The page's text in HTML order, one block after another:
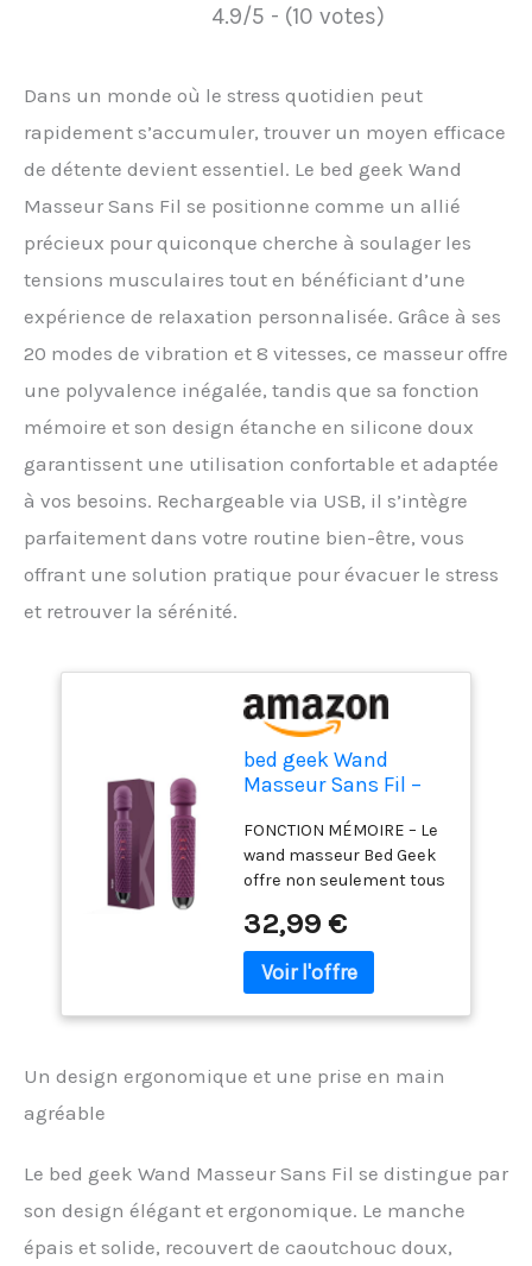
4.9/5 - (10 votes)
Dans un monde où le stress quotidien peut
rapidement s’accumuler, trouver un moyen efficace
de détente devient essentiel. Le bed geek Wand
Masseur Sans Fil se positionne comme un allié
précieux pour quiconque cherche à soulager les
tensions musculaires tout en bénéficiant d’une
expérience de relaxation personnalisée. Grâce à ses
20 modes de vibration et 8 vitesses, ce masseur offre
une polyvalence inégalée, tandis que sa fonction
mémoire et son design étanche en silicone doux
garantissent une utilisation confortable et adaptée
à vos besoins. Rechargeable via USB, il s’intègre
parfaitement dans votre routine bien-être, vous
offrant une solution pratique pour évacuer le stress
et retrouver la sérénité.
bed geek Wand
Masseur Sans Fil –
Silicone Doux, 20
Modes de Vibration, 8
Vitesses, Fonction
Mémoire, Étanche,
Relaxation
Musculaire et
Soulagement du
Stress
FONCTION MÉMOIRE – Le
wand masseur Bed Geek
offre non seulement tous
masseurs précédents,
mais il mémorise
désormais votre dernier
Découvrez ce masseur à
masseur est entièrement
résistant à l'eau, offrant
est également facile à
32,99 €
Un design ergonomique et une prise en main
agréable
Le bed geek Wand Masseur Sans Fil se distingue par
son design élégant et ergonomique. Le manche
épais et solide, recouvert de caoutchouc doux,